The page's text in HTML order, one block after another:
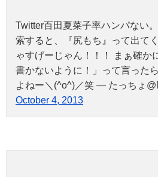
Twitter百田夏菜子率ハンパない
索すると、『尻もち』って出て
ゃすげーじゃん！！！ まぁ確か
書かないように！」って言った
よねー＼(^o^)／笑 — たっちょ
October 4, 2013